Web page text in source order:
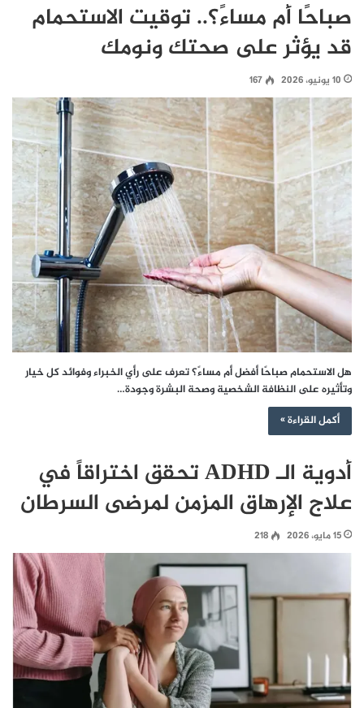
صباحًا أم مساءً؟.. توقيت الاستحمام
قد يؤثر على صحتك ونومك
10 يونيو، 2026 167
هل الاستحمام صباحًا أفضل أم مساءً؟ تعرف على رأي الخبراء وفوائد كل خيار
وتأثيره على النظافة الشخصية وصحة البشرة وجودة…
أكمل القراءة »
أدوية الـ ADHD تحقق اختراقاً في
علاج الإرهاق المزمن لمرضى السرطان
15 مايو، 2026 218